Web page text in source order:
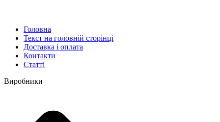
Головна
Текст на головній сторінці
Доставка і оплата
Контакти
Статті
Виробники